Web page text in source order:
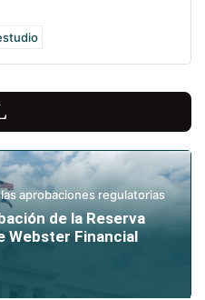
aprobaciones regulatorias
de la Reserva
Webster Financial